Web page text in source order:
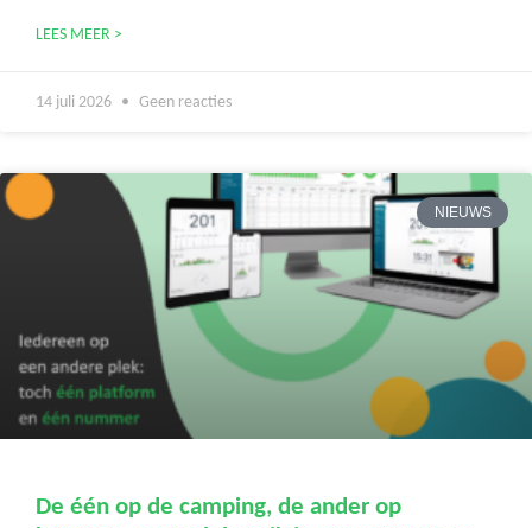
LEES MEER >
14 juli 2026 Geen reacties
NIEUWS
De één op de camping, de ander op